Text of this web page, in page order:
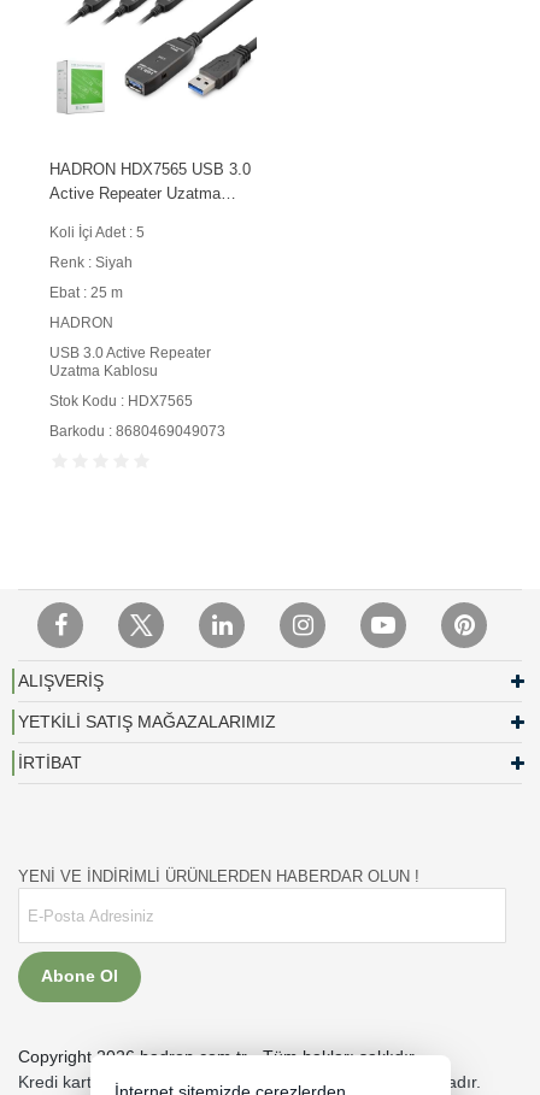
HADRON HDX7565 USB 3.0
Active Repeater Uzatma
Koli İçi Adet : 5
Renk : Siyah
Ebat : 25 m
HADRON
USB 3.0 Active Repeater
Uzatma Kablosu
Stok Kodu : HDX7565
Barkodu : 8680469049073
ALIŞVERİŞ
YETKİLİ SATIŞ MAĞAZALARIMIZ
İRTİBAT
YENİ VE İNDİRİMLİ ÜRÜNLERDEN HABERDAR OLUN !
Abone Ol
Copyright 2026 hadron.com.tr - Tüm hakları saklıdır.
Kredi kartı bilgileriniz 256bit SSL sertifikası ile korunmaktadır.